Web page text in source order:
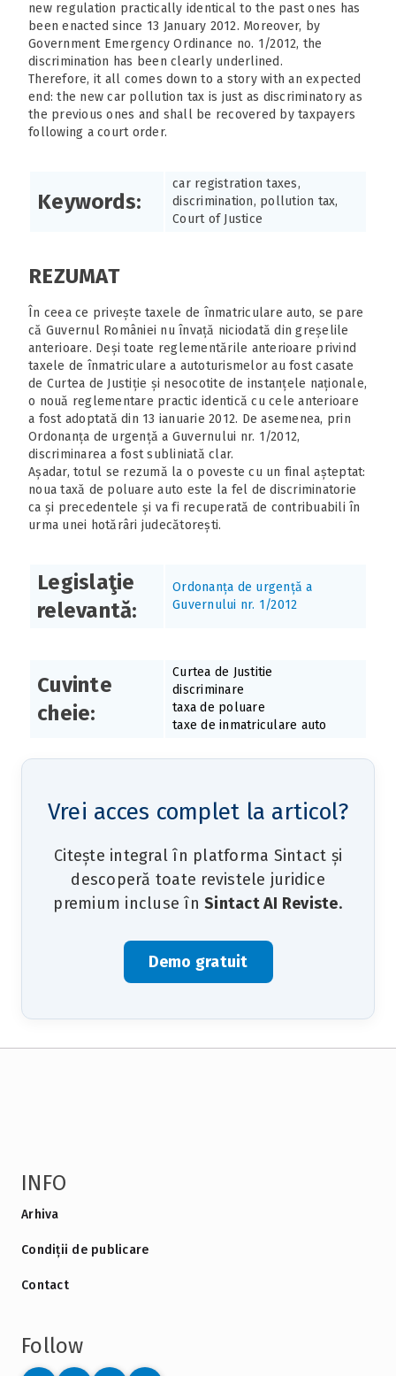
new regulation practically identical to the past ones has
been enacted since 13 January 2012. Moreover, by
Government Emergency Ordinance no. 1/2012, the
discrimination has been clearly underlined.
Therefore, it all comes down to a story with an expected
end: the new car pollution tax is just as discriminatory as
the previous ones and shall be recovered by taxpayers
following a court order.
Keywords:
car registration taxes,
discrimination, pollution tax,
Court of Justice
REZUMAT
În ceea ce privește taxele de înmatriculare auto, se pare
că Guvernul României nu învață niciodată din greșelile
anterioare. Deși toate reglementările anterioare privind
taxele de înmatriculare a autoturismelor au fost casate
de Curtea de Justiție și nesocotite de instanțele naționale,
o nouă reglementare practic identică cu cele anterioare
a fost adoptată din 13 ianuarie 2012. De asemenea, prin
Ordonanța de urgență a Guvernului nr. 1/2012,
discriminarea a fost subliniată clar.
Așadar, totul se rezumă la o poveste cu un final așteptat:
noua taxă de poluare auto este la fel de discriminatorie
ca și precedentele și va fi recuperată de contribuabili în
urma unei hotărâri judecătorești.
Legislaţie
relevantă:
Ordonanța de urgență a
Guvernului nr. 1/2012
Cuvinte
cheie:
Curtea de Justitie
discriminare
taxa de poluare
taxe de inmatriculare auto
Vrei acces complet la articol?
Citește integral în platforma Sintact și
descoperă toate revistele juridice
premium incluse în Sintact AI Reviste.
Demo gratuit
INFO
Arhiva
Condiții de publicare
Contact
Follow